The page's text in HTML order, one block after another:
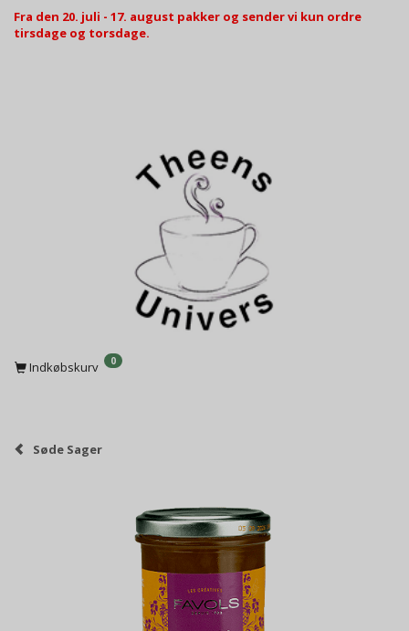
Fra den 20. juli - 17. august pakker og sender vi kun ordre
tirsdage og torsdage.
Indkøbskurv 0
Søde Sager